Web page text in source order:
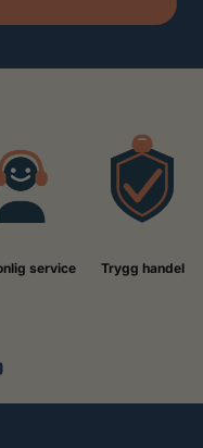
service Trygg handel